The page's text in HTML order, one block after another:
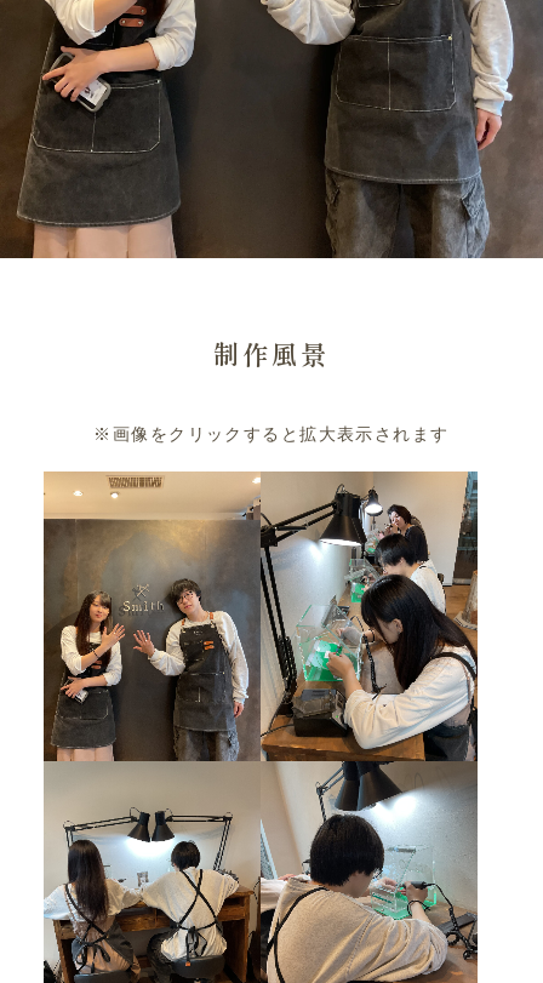
制作風景
※画像をクリックすると拡大表示されます